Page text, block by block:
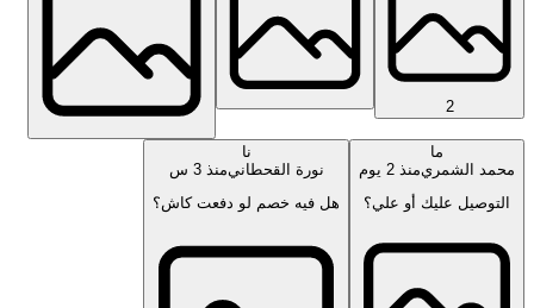
2
ما
محمد الشمريمنذ 2 يوم
التوصيل عليك أو علي؟
نا
نورة القحطانيمنذ 3 س
هل فيه خصم لو دفعت كاش؟